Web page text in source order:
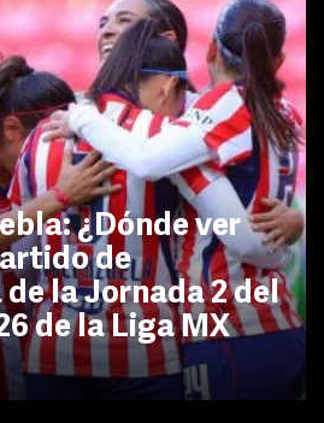
¿Dónde ver
de
la Jornada 2 del
de la Liga MX